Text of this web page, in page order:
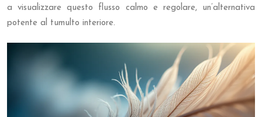
a visualizzare questo flusso calmo e regolare, un’alternativa
potente al tumulto interiore.